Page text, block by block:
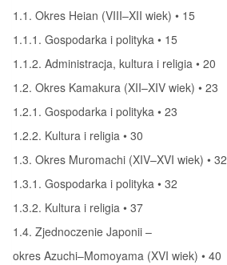
1.1. Okres Heian (VIII–XII wiek) • 15
1.1.1. Gospodarka i polityka • 15
1.1.2. Administracja, kultura i religia • 20
1.2. Okres Kamakura (XII–XIV wiek) • 23
1.2.1. Gospodarka i polityka • 23
1.2.2. Kultura i religia • 30
1.3. Okres Muromachi (XIV–XVI wiek) • 32
1.3.1. Gospodarka i polityka • 32
1.3.2. Kultura i religia • 37
1.4. Zjednoczenie Japonii –
okres Azuchi–Momoyama (XVI wiek) • 40